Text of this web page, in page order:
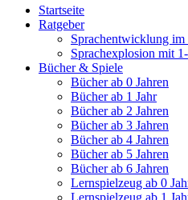
Startseite
Ratgeber
Sprachentwicklung im
Sprachexplosion mit
Bücher & Spiele
Bücher ab 0 Jahren
Bücher ab 1 Jahr
Bücher ab 2 Jahren
Bücher ab 3 Jahren
Bücher ab 4 Jahren
Bücher ab 5 Jahren
Bücher ab 6 Jahren
Lernspielzeug ab 0
Lernspielzeug ab 1